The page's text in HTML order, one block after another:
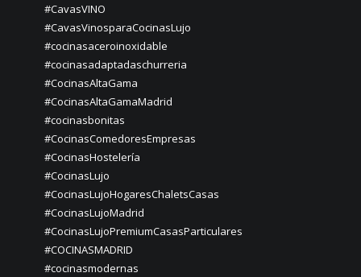
#CavasVINO
#CavasVinosparaCocinasLujo
#cocinasaceroinoxidable
#cocinasadaptadaschurreria
#CocinasAltaGama
#CocinasAltaGamaMadrid
#cocinasbonitas
#CocinasComedoresEmpresas
#CocinasHostelería
#CocinasLujo
#CocinasLujoHogaresChaletsCasas
#CocinasLujoMadrid
#CocinasLujoPremiumCasasParticulares
#COCINASMADRID
#cocinasmodernas